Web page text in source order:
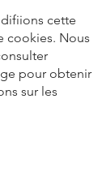
cette
cookies. Nous
pour obtenir
sur les